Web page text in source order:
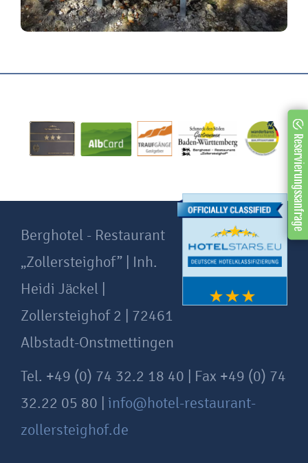
Reservierungssanfrage
Berghotel - Restaurant
„Zollersteighof” | Inh.
Heidi Jäckel |
Zollersteighof 2 | 72461
Albstadt-Onstmettingen
Tel. +49 (0) 74 32.2 18 40 | Fax +49 (0) 74
32.22 05 80 | info@hotel-restaurant-
zollersteighof.de